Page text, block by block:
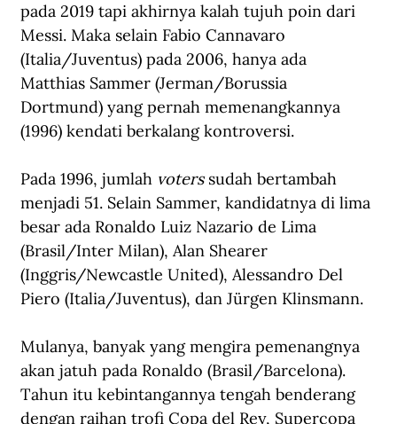
pada 2019 tapi akhirnya kalah tujuh poin dari
Messi. Maka selain Fabio Cannavaro
(Italia/Juventus) pada 2006, hanya ada
Matthias Sammer (Jerman/Borussia
Dortmund) yang pernah memenangkannya
(1996) kendati berkalang kontroversi.
Pada 1996, jumlah voters sudah bertambah
menjadi 51. Selain Sammer, kandidatnya di lima
besar ada Ronaldo Luiz Nazario de Lima
(Brasil/Inter Milan), Alan Shearer
(Inggris/Newcastle United), Alessandro Del
Piero (Italia/Juventus), dan Jürgen Klinsmann.
Mulanya, banyak yang mengira pemenangnya
akan jatuh pada Ronaldo (Brasil/Barcelona).
Tahun itu kebintangannya tengah benderang
dengan raihan trofi Copa del Rey, Supercopa